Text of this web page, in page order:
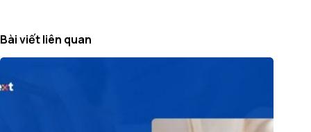
Bài viết liên quan